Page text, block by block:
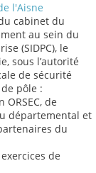
l'Aisne
cabinet du
au sein du
(SIDPC), le
sous l’autorité
de sécurité
pôle :
de
départemental et
du
de